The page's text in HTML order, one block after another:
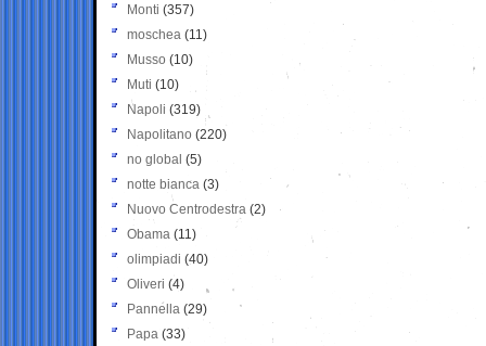
Monti (357)
moschea (11)
Musso (10)
Muti (10)
Napoli (319)
Napolitano (220)
no global (5)
notte bianca (3)
Nuovo Centrodestra (2)
Obama (11)
olimpiadi (40)
Oliveri (4)
Pannella (29)
Papa (33)